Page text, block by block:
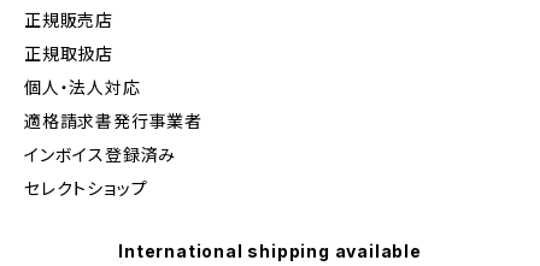
正規販売店
正規取扱店
個人・法人対応
適格請求書発行事業者
インボイス登録済み
セレクトショップ
International shipping available